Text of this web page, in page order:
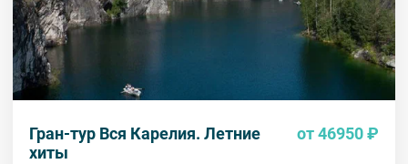
Гран-тур Вся Карелия. Летние
хиты
от 46950 ₽